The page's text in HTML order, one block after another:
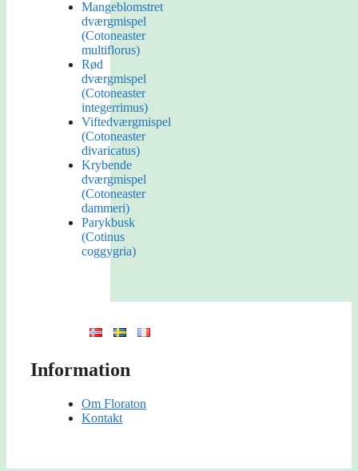
Mangeblomstret
dværgmispel
(Cotoneaster
multiflorus)
Rød
dværgmispel
(Cotoneaster
integerrimus)
Viftedværgmispel
(Cotoneaster
divaricatus)
Krybende
dværgmispel
(Cotoneaster
dammeri)
Parykbusk
(Cotinus
coggygria)
Information
Om Floraton
Kontakt